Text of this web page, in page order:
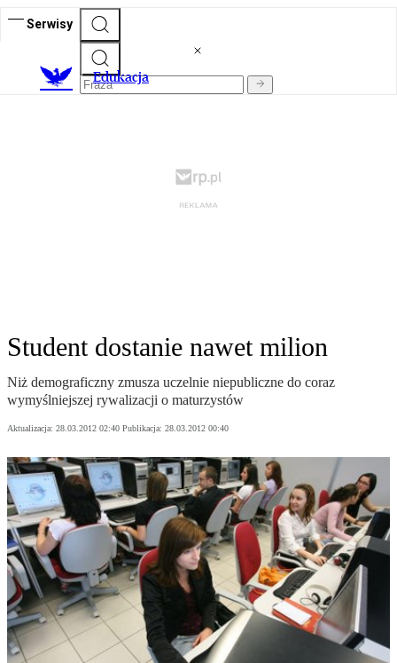
Serwisy
Edukacja
Student dostanie nawet milion
Niż demograficzny zmusza uczelnie niepubliczne do coraz
wymyślniejszej rywalizacji o maturzystów
Aktualizacja: 28.03.2012 02:40 Publikacja: 28.03.2012 00:40